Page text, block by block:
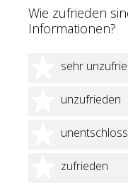
Wie zufrieden
Informationen?
sehr
1
unzufrieden
2
3
zufrieden
4